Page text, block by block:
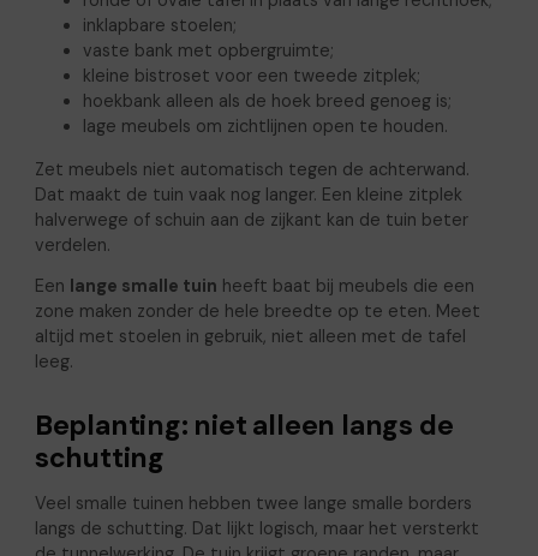
inklapbare stoelen;
vaste bank met opbergruimte;
kleine bistroset voor een tweede zitplek;
hoekbank alleen als de hoek breed genoeg is;
lage meubels om zichtlijnen open te houden.
Zet meubels niet automatisch tegen de achterwand.
Dat maakt de tuin vaak nog langer. Een kleine zitplek
halverwege of schuin aan de zijkant kan de tuin beter
verdelen.
Een lange smalle tuin heeft baat bij meubels die een
zone maken zonder de hele breedte op te eten. Meet
altijd met stoelen in gebruik, niet alleen met de tafel
leeg.
Beplanting: niet alleen langs de
schutting
Veel smalle tuinen hebben twee lange smalle borders
langs de schutting. Dat lijkt logisch, maar het versterkt